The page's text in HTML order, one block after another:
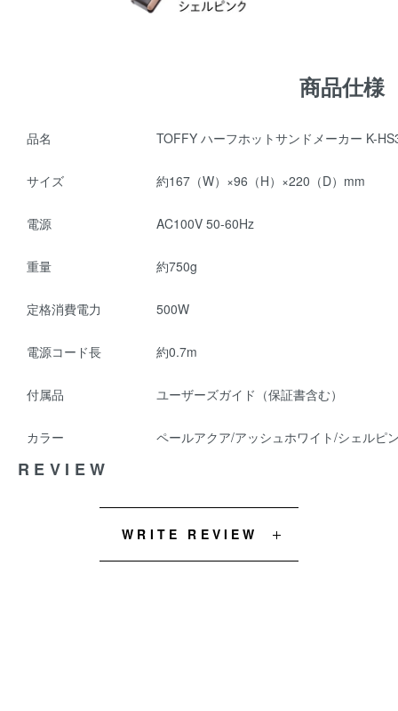
商品仕様
品名 TOFFY ハーフホットサンドメーカー K-
サイズ 約167（W）×96（H）×220（D）mm
電源 AC100V 50-60Hz
重量 約750g
定格消費電力 500W
電源コード長 約0.7m
付属品 ユーザーズガイド（保証書含む）
カラー ペールアクア/アッシュホワイト/シェルピ
REVIEW
WRITE REVIEW